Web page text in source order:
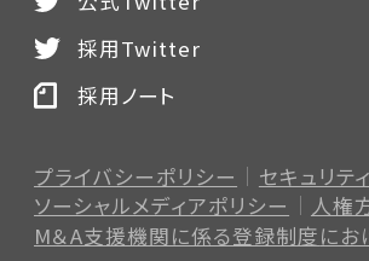
プライバシーポリシー
セキュリテ
ソーシャルメディアポリシー
人権
M＆A支援機関に係る登録制度にお
採用Twitter
採用ノート